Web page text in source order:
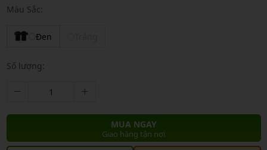
Màu Sắc:
Đen
Số lượng:
MUA NGAY
Giao hàng tận nơi